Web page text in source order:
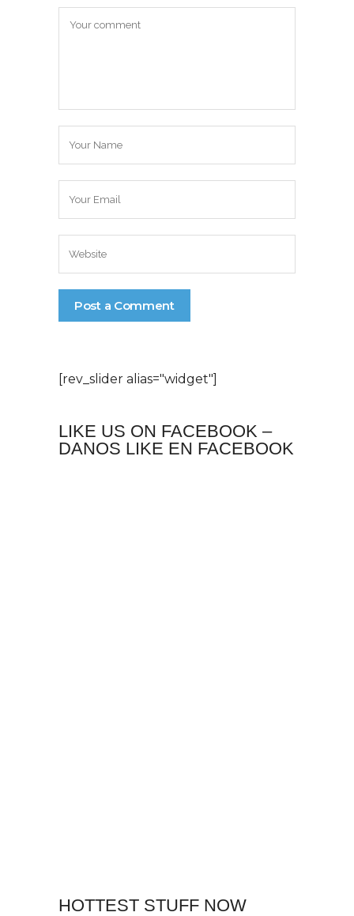
[rev_slider alias="widget"]
LIKE US ON FACEBOOK –
DANOS LIKE EN FACEBOOK
HOTTEST STUFF NOW